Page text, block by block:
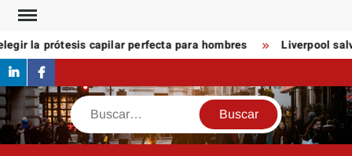
Saltar
contenidola prótesis capilar perfecta para hombres Liverpool
linkedinFacebook
Buscar